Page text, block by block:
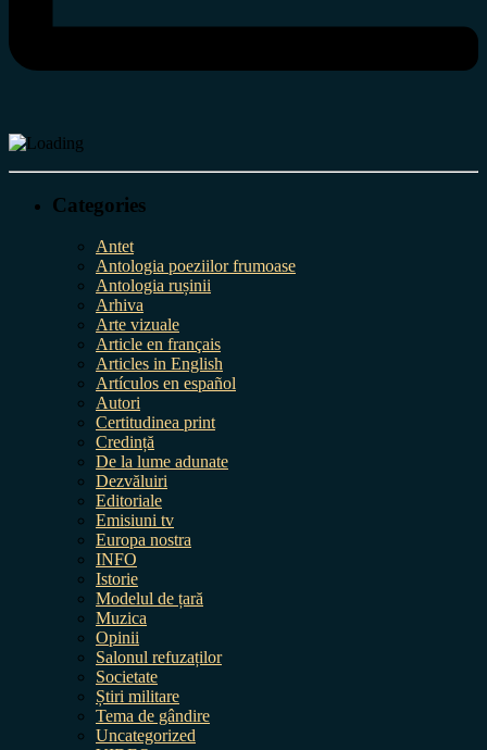
Categories
Antet
Antologia poeziilor frumoase
Antologia rușinii
Arhiva
Arte vizuale
Article en français
Articles in English
Artículos en español
Autori
Certitudinea print
Credință
De la lume adunate
Dezvăluiri
Editoriale
Emisiuni tv
Europa nostra
INFO
Istorie
Modelul de țară
Muzica
Opinii
Salonul refuzaților
Societate
Știri militare
Tema de gândire
Uncategorized